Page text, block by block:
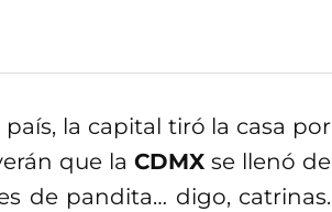
la capital tiró la casa por
que laCDMX se llenó de
de pandita… digo, catrinas.